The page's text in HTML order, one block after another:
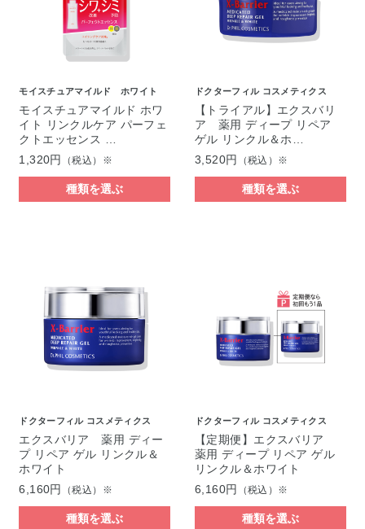
モイスチュアマイルド ホワイト
モイスチュアマイルド ホワ
イト リンクルケア パーフェ
クトエッセンス …
1,320円
（税込）※
種類を選ぶ
ドクターフィル コスメティクス
【トライアル】エクスバリ
ア 薬用 ディープ リペア
ゲル リンクル＆ホ…
3,520円
（税込）※
種類を選ぶ
ドクターフィル コスメティクス
エクスバリア 薬用 ディー
プ リペア ゲル リンクル＆
ホワイト
6,160円
（税込）※
種類を選ぶ
ドクターフィル コスメティクス
【定期便】エクスバリア
薬用 ディープ リペア ゲル
リンクル＆ホワイト
6,160円
（税込）※
種類を選ぶ